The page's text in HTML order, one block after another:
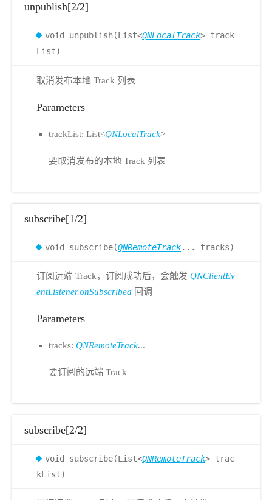
unpublish[2/2]
void unpublish(List<QNLocalTrack> track
List)
取消发布本地 Track 列表
Parameters
trackList: List<QNLocalTrack>
要取消发布的本地 Track 列表
subscribe[1/2]
void subscribe(QNRemoteTrack... tracks)
订阅远端 Track，订阅成功后，会触发 QNClientEv
entListener.onSubscribed 回调
Parameters
tracks: QNRemoteTrack...
要订阅的远端 Track
subscribe[2/2]
void subscribe(List<QNRemoteTrack> trac
kList)